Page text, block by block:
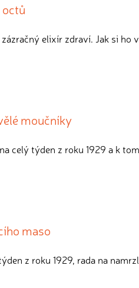
elixír zdraví. Jak si ho
moučníky
celý týden z roku 1929 a k
maso
z roku 1929, rada na